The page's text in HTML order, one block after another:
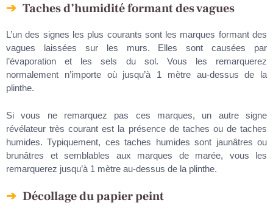
Taches d’humidité formant des vagues
L’un des signes les plus courants sont les marques formant des
vagues laissées sur les murs. Elles sont causées par
l’évaporation et les sels du sol. Vous les remarquerez
normalement n’importe où jusqu’à 1 mètre au-dessus de la
plinthe.
Si vous ne remarquez pas ces marques, un autre signe
révélateur très courant est la présence de taches ou de taches
humides. Typiquement, ces taches humides sont jaunâtres ou
brunâtres et semblables aux marques de marée, vous les
remarquerez jusqu’à 1 mètre au-dessus de la plinthe.
Décollage du papier peint